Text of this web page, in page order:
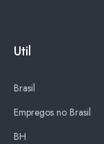
Util
Brasil
Empregos no Brasil
BH